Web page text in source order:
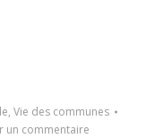
, Vie des communes
un commentaire